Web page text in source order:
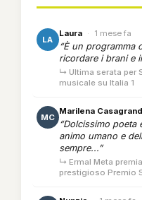
LA
Laura · 1 mese fa
“È un programma
ricordare i brani e
↳ Ultima serata per
musicale su Italia 1
MC
Marilena
“Dolcissimo
animo umano e
sempre...”
↳ Ermal Meta
prestigioso Premio